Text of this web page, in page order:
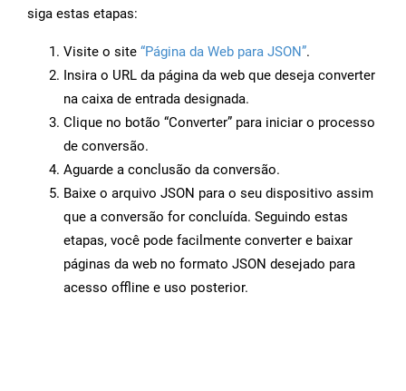
siga estas etapas:
Visite o site “Página da Web para JSON”.
Insira o URL da página da web que deseja converter
na caixa de entrada designada.
Clique no botão “Converter” para iniciar o processo
de conversão.
Aguarde a conclusão da conversão.
Baixe o arquivo JSON para o seu dispositivo assim
que a conversão for concluída. Seguindo estas
etapas, você pode facilmente converter e baixar
páginas da web no formato JSON desejado para
acesso offline e uso posterior.